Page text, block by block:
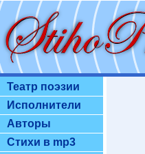
Театр поэзии
Исполнители
Авторы
Стихи в mp3